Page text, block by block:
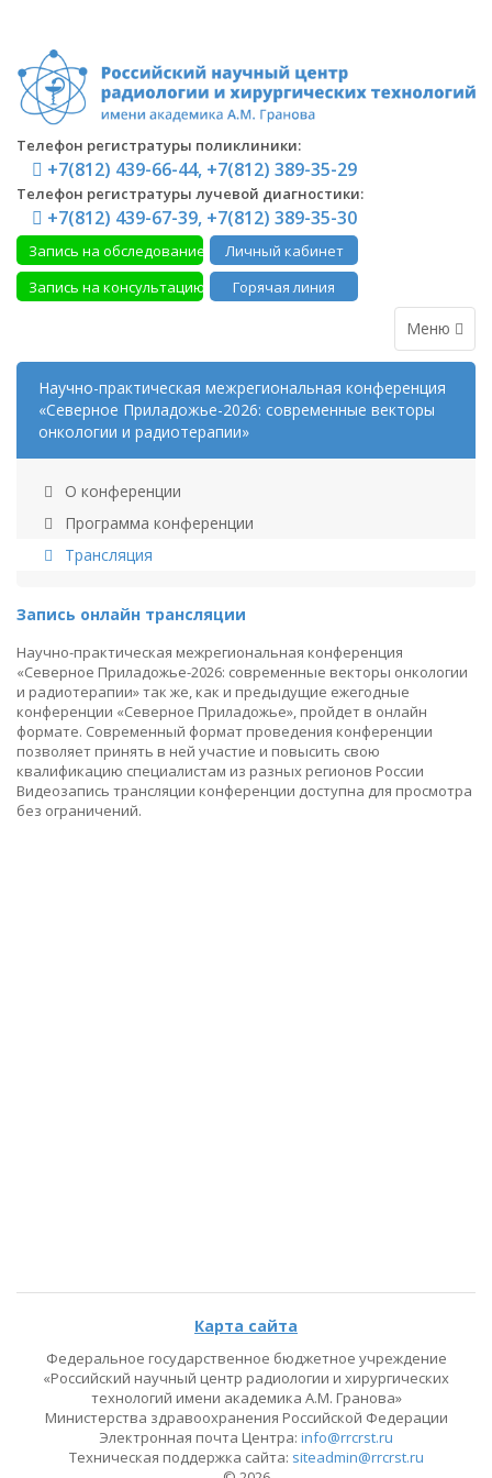
Телефон регистратуры поликлиники:
+7(812) 439-66-44, +7(812) 389-35-29
Телефон регистратуры лучевой диагностики:
+7(812) 439-67-39, +7(812) 389-35-30
Запись на обследование
Личный кабинет
Запись на консультацию
Горячая линия
Меню
Научно-практическая межрегиональная конференция
«Северное Приладожье-2026: современные векторы
онкологии и радиотерапии»
О конференции
Программа конференции
Трансляция
Запись онлайн трансляции
Научно-практическая межрегиональная конференция
«Северное Приладожье-2026: современные векторы онкологии
и радиотерапии» так же, как и предыдущие ежегодные
конференции «Северное Приладожье», пройдет в онлайн
формате. Современный формат проведения конференции
позволяет принять в ней участие и повысить свою
квалификацию специалистам из разных регионов России
Видеозапись трансляции конференции доступна для просмотра
без ограничений.
Карта сайта
Федеральное государственное бюджетное учреждение
«Российский научный центр радиологии и хирургических
технологий имени академика А.М. Гранова»
Министерства здравоохранения Российской Федерации
Электронная почта Центра: info@rrcrst.ru
Техническая поддержка сайта: siteadmin@rrcrst.ru